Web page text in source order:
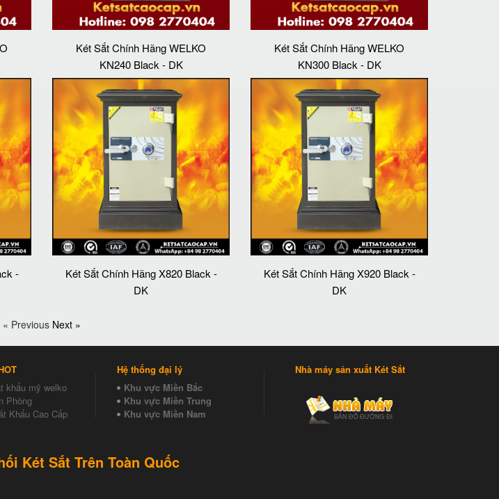
Két Sắt Chính Hãng WELKO
KN240 Black - DK
Két Sắt Chính Hãng WELKO
KN300 Black - DK
-
Két Sắt Chính Hãng X820 Black -
DK
Két Sắt Chính Hãng X920 Black -
DK
« Previous Next »
khẩu mỹ welko
Phòng
Khẩu Cao Cấp
Hệ thống đại lý
Khu vực Miền Bắc
Khu vực Miền Trung
Khu vực Miền Nam
Nhà máy sản xuất Két Sắt
Két Sắt Trên Toàn Quốc